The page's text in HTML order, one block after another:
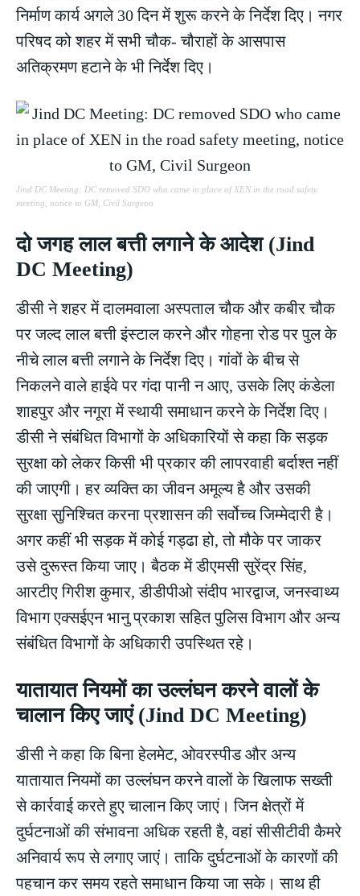
निर्माण कार्य अगले 30 दिन में शुरू करने के निर्देश दिए। नगर
परिषद को शहर में सभी चौक- चौराहों के आसपास
अतिक्रमण हटाने के भी निर्देश दिए।
Jind DC Meeting: DC removed SDO who came in place of XEN in the road safety
meeting, notice to GM, Civil Surgeon
दो जगह लाल बत्ती लगाने के आदेश (Jind
DC Meeting)
डीसी ने शहर में दालमवाला अस्पताल चौक और कबीर चौक
पर जल्द लाल बत्ती इंस्टाल करने और गोहना रोड पर पुल के
नीचे लाल बत्ती लगाने के निर्देश दिए। गांवों के बीच से
निकलने वाले हाईवे पर गंदा पानी न आए, उसके लिए कंडेला
शाहपुर और नगूरा में स्थायी समाधान करने के निर्देश दिए।
डीसी ने संबंधित विभागों के अधिकारियों से कहा कि सड़क
सुरक्षा को लेकर किसी भी प्रकार की लापरवाही बर्दाश्त नहीं
की जाएगी। हर व्यक्ति का जीवन अमूल्य है और उसकी
सुरक्षा सुनिश्चित करना प्रशासन की सर्वोच्च जिम्मेदारी है।
अगर कहीं भी सड़क में कोई गड्ढा हो, तो मौके पर जाकर
उसे दुरूस्त किया जाए। बैठक में डीएमसी सुरेंद्र सिंह,
आरटीए गिरीश कुमार, डीडीपीओ संदीप भारद्वाज, जनस्वाथ्य
विभाग एक्सईएन भानु प्रकाश सहित पुलिस विभाग और अन्य
संबंधित विभागों के अधिकारी उपस्थित रहे।
यातायात नियमों का उल्लंघन करने वालों के
चालान किए जाएं (Jind DC Meeting)
डीसी ने कहा कि बिना हेलमेट, ओवरस्पीड और अन्य
यातायात नियमों का उल्लंघन करने वालों के खिलाफ सख्ती
से कार्रवाई करते हुए चालान किए जाएं। जिन क्षेत्रों में
दुर्घटनाओं की संभावना अधिक रहती है, वहां सीसीटीवी कैमरे
अनिवार्य रूप से लगाए जाएं। ताकि दुर्घटनाओं के कारणों की
पहचान कर समय रहते समाधान किया जा सके। साथ ही